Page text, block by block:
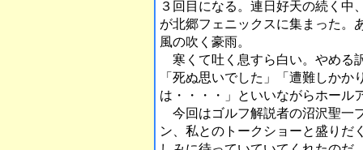
３回目になる。連日好天の続く中
が北郷フェニックスに集まった。
風の吹く豪雨。
寒くて吐く息すら白い。やめる
「死ぬ思いでした」「遭難しか
は・・・・」といいながらホール
今回はゴルフ解説者の沼沢聖一
ン、私とのトークショーと盛りだ